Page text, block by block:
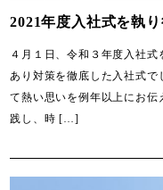
2021年度入社式を執
４月１日、令和３年度入社
あり対策を徹底した入社式で
て熱い思いを例年以上にお
践し、時 […]